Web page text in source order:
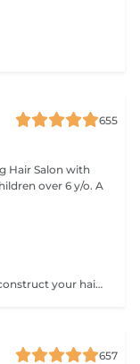
655
Hair Salon with
over 6 y/o. A
Professional MOLECULAR repair hair mask. Reconstruct your hair in just 4 minutes,
657